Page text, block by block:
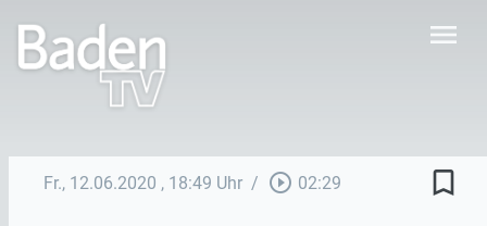
menu
Fr., 12.06.2020 , 18:49 Uhr / play_circle_outline 02:29 bookmark_border